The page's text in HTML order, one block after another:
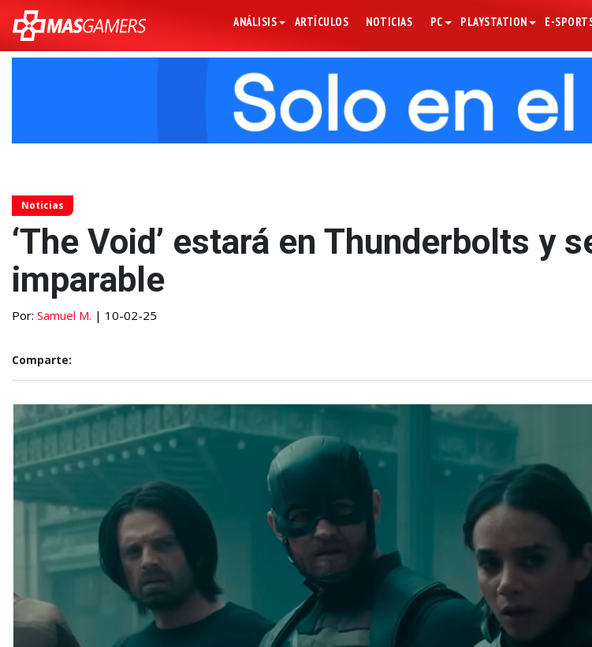
ANÁLISIS ARTÍCULOS NOTICIAS PC PLAYSTATION E-
Noticias
‘The Void’ estará en Thunderbolts y
imparable
Por: Samuel M. | 10-02-25
Comparte: